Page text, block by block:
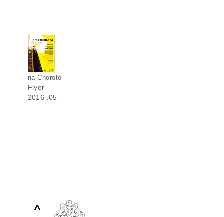
na Choroto
Flyer
2016 .05
^